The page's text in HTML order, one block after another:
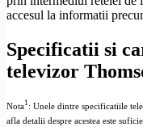
accesul la informatii
Specificatii si
televizor
Nota1 : Unele dintre specificatiile
afla detalii despre acestea este